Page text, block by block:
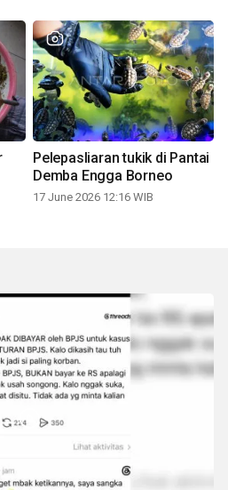
Pelepasliaran tukik di Pantai
Demba Engga Borneo
17 June 2026 12:16 WIB